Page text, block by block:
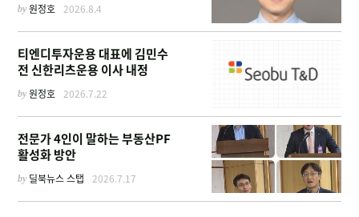
by원정호 2026.8.4
티엔디투자운용 대표에 김민수
전 신한리츠운용 이사 내정
by원정호 2026.7.22
전문가 4인이 말하는 부동산PF
활성화 방안
by 딜북뉴스 스탭 2026.7.17